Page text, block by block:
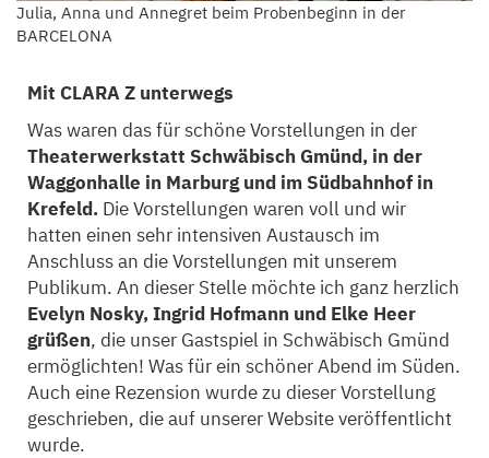
Julia, Anna und Annegret beim Probenbeginn in der
BARCELONA
Mit CLARA Z unterwegs
Was waren das für schöne Vorstellungen in der
Theaterwerkstatt Schwäbisch Gmünd, in der
Waggonhalle in Marburg und im Südbahnhof in
Krefeld. Die Vorstellungen waren voll und wir
hatten einen sehr intensiven Austausch im
Anschluss an die Vorstellungen mit unserem
Publikum. An dieser Stelle möchte ich ganz herzlich
Evelyn Nosky, Ingrid Hofmann und Elke Heer
grüßen, die unser Gastspiel in Schwäbisch Gmünd
ermöglichten! Was für ein schöner Abend im Süden.
Auch eine Rezension wurde zu dieser Vorstellung
geschrieben, die auf unserer Website veröffentlicht
wurde.